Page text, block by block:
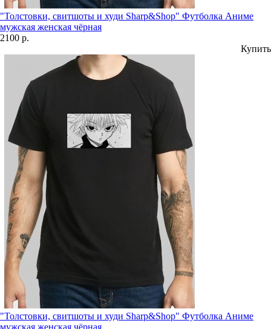
"Толстовки, свитшоты и худи Sharp&Shop" Футболка Аниме
мужская женская чёрная
2100 р.
Купить
"Толстовки, свитшоты и худи Sharp&Shop" Футболка Аниме
мужская женская чёрная